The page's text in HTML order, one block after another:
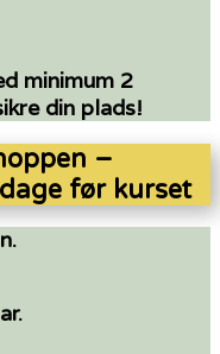
minimum 2
din plads!
–
før kurset